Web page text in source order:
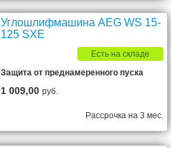
Углошлифмашина AEG WS 15-
125 SXE
Есть на складе
Защита от преднамеренного пуска
1 009,00руб.
Рассрочка на 3 мес.